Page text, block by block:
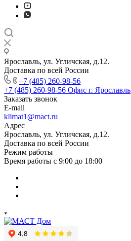
Ярославль, ул. Угличская, д.12.
Доставка по всей России
+7 (485) 260-98-56
+7 (485) 260-98-56 Офис г. Ярославль
Заказать звонок
E-mail
klimat1@mact.ru
Адрес
Ярославль, ул. Угличская, д.12.
Доставка по всей России
Режим работы
Время работы с 9:00 до 18:00